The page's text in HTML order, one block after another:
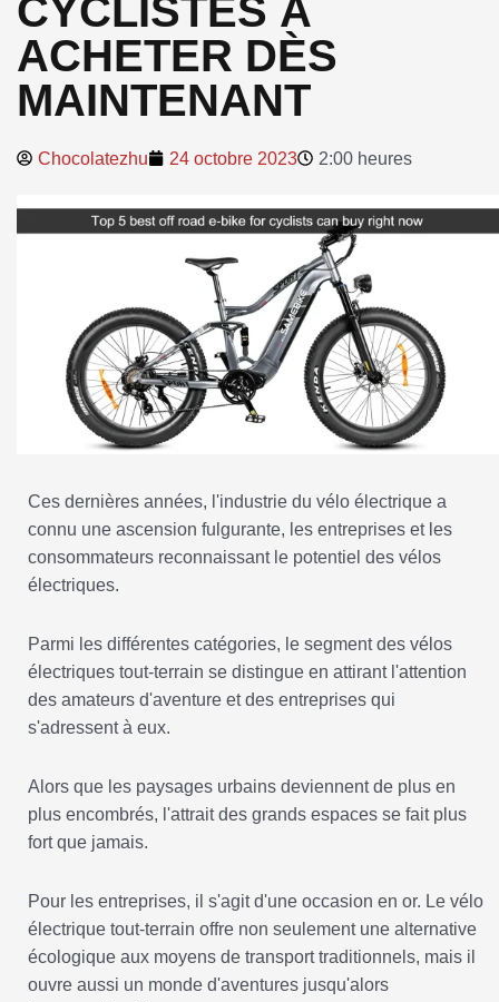
CYCLISTES À
ACHETER DÈS
MAINTENANT
Chocolatezhu 24 octobre 2023 2:00 heures
Ces dernières années, l'industrie du vélo électrique a
connu une ascension fulgurante, les entreprises et les
consommateurs reconnaissant le potentiel des vélos
électriques.
Parmi les différentes catégories, le segment des vélos
électriques tout-terrain se distingue en attirant l'attention
des amateurs d'aventure et des entreprises qui
s'adressent à eux.
Alors que les paysages urbains deviennent de plus en
plus encombrés, l'attrait des grands espaces se fait plus
fort que jamais.
Pour les entreprises, il s'agit d'une occasion en or. Le vélo
électrique tout-terrain offre non seulement une alternative
écologique aux moyens de transport traditionnels, mais il
ouvre aussi un monde d'aventures jusqu'alors